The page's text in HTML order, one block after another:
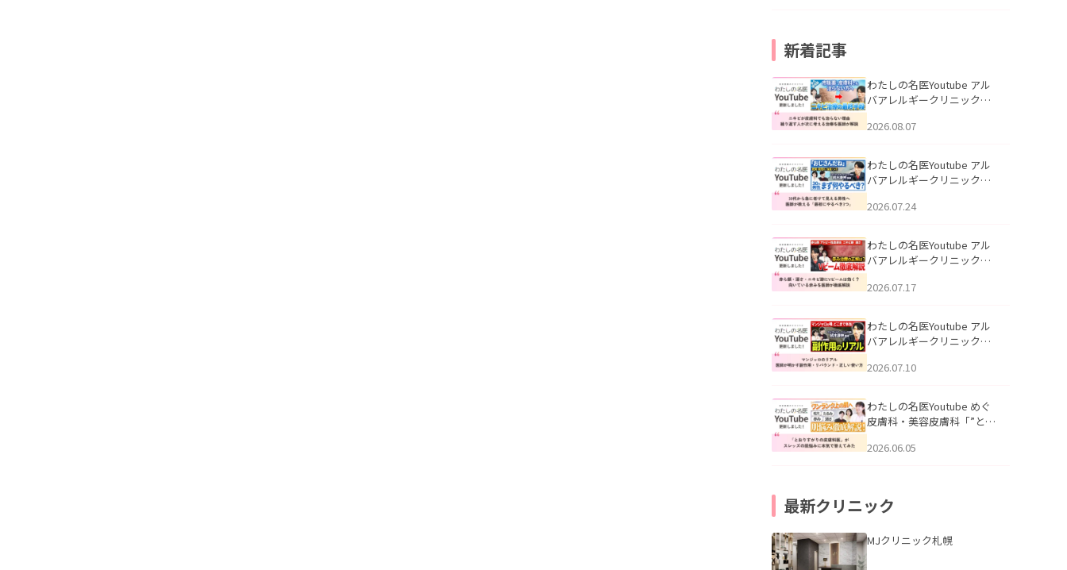
新着記事
わたしの名医Youtube アル
バアレルギークリニック札
らない理由｜繰り返す人が
説」を公開いたしました。
2026.08.07
わたしの名医Youtube アル
バアレルギークリニック札
える男性へ｜医師が教える
公開いたしました。
2026.07.24
わたしの名医Youtube アル
バアレルギークリニック札
跡にVビームは効く？向いて
説」を公開いたしました。
2026.07.17
わたしの名医Youtube アル
バアレルギークリニック札
医師が明かす副作用・リバ
公開いたしました。
2026.07.10
わたしの名医Youtube めぐ
皮膚科・美容皮膚科「”とお
ッズの肌悩みに本気で答え
2026.06.05
最新クリニック
MJクリニック札幌